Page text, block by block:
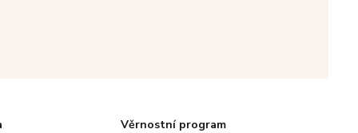
Věrnostní program